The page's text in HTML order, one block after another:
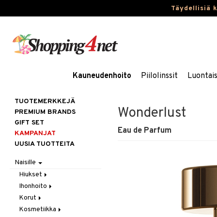
Täydellisiä
Kauneudenhoito Piilolinssit
Wonderlust
Eau de Parfum
TUOTEMERKKEJÄ
PREMIUM BRANDS
GIFT SET
KAMPANJAT
UUSIA TUOTTEITA
Naisille
Hiukset
Gift Set
Harjat / Kammat
Hiuskuurit
Ihonhoito
Aurinkotuotteet
Erikoistuotteet
Korut
Kaulakorut
Kosmetiikka